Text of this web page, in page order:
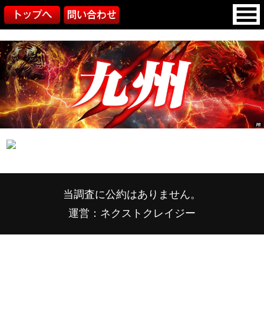
当調査に公約はありません。
運営：ネクストクレイジー